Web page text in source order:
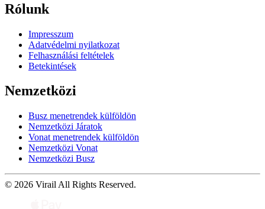
Rólunk
Impresszum
Adatvédelmi nyilatkozat
Felhasználási feltételek
Betekintések
Nemzetközi
Busz menetrendek külföldön
Nemzetközi Járatok
Vonat menetrendek külföldön
Nemzetközi Vonat
Nemzetközi Busz
© 2026 Virail All Rights Reserved.